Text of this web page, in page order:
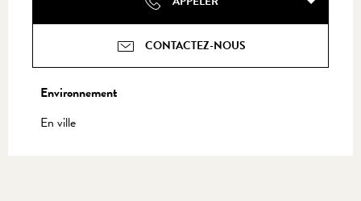
CONTACTEZ-NOUS
Environnement
Environnement
En ville